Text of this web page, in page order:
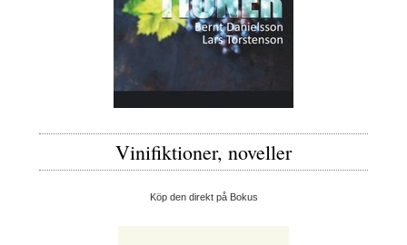
Vinifiktioner, noveller
Köp den direkt på Bokus